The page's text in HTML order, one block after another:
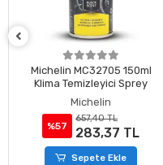
Michelin MC32705 150ml
Klima Temizleyici Sprey
Michelin
%57
657,40 TL
283,37 TL
Sepete Ekle